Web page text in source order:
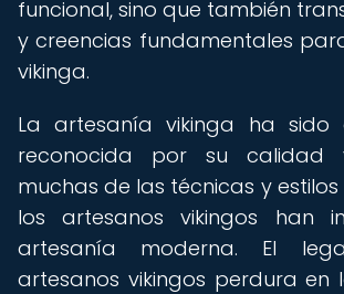
funcional, sino que también
y creencias fundamentales
vikinga.
La artesanía vikinga ha sido
reconocida por su calidad
muchas de las técnicas y
los artesanos vikingos han
artesanía moderna. El
artesanos vikingos perdura en